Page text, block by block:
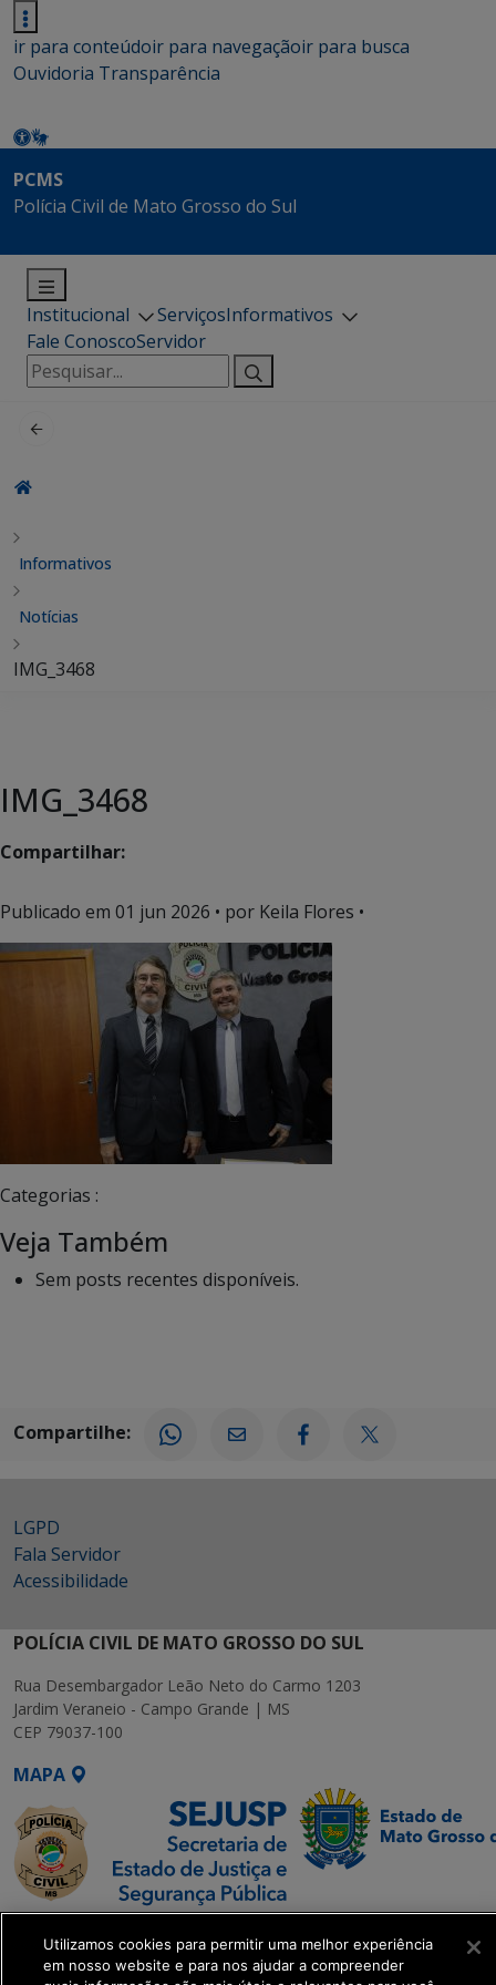
ir para conteúdoir para navegaçãoir para busca
Ouvidoria Transparência
PCMS
Polícia Civil de Mato Grosso do Sul
Institucional ServiçosInformativos
Fale ConoscoServidor
Pesquisar
por:
Informativos
Notícias
IMG_3468
IMG_3468
Compartilhar:
Publicado em 01 jun 2026 • por Keila Flores •
Categorias :
Veja Também
Sem posts recentes disponíveis.
Compartilhe:
LGPD
Fala Servidor
Acessibilidade
POLÍCIA CIVIL DE MATO GROSSO DO SUL
Rua Desembargador Leão Neto do Carmo 1203
Jardim Veraneio - Campo Grande | MS
CEP 79037-100
MAPA
SETDIG | Secretaria-
Executiva de
Utilizamos cookies para permitir uma melhor experiência
em nosso website e para nos ajudar a compreender